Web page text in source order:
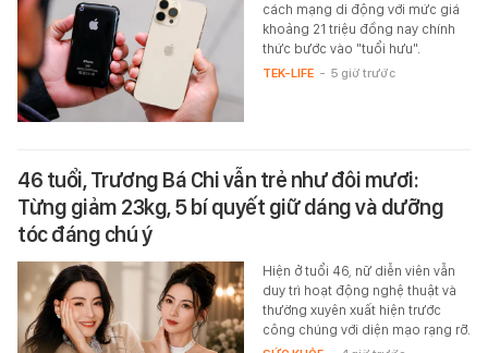
cách mạng di động với mức giá
khoảng 21 triệu đồng nay chính
thức bước vào "tuổi hưu".
TEK-LIFE - 5 giờ trước
46 tuổi, Trương Bá Chi vẫn trẻ như đôi mươi:
Từng giảm 23kg, 5 bí quyết giữ dáng và dưỡng
tóc đáng chú ý
Hiện ở tuổi 46, nữ diễn viên vẫn
duy trì hoạt động nghệ thuật và
thường xuyên xuất hiện trước
công chúng với diện mạo rạng rỡ.